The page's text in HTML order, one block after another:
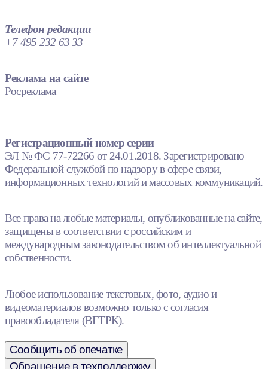
Телефон редакции
+7 495 232 63 33
Реклама на сайте
Росреклама
Регистрационный номер серии
ЭЛ № ФС 77-72266 от 24.01.2018. Зарегистрировано
Федеральной службой по надзору в сфере связи,
информационных технологий и массовых коммуникаций.
Все права на любые материалы, опубликованные на сайте,
защищены в соответствии с российским и
международным законодательством об интеллектуальной
собственности.
Любое использование текстовых, фото, аудио и
видеоматериалов возможно только с согласия
правообладателя (ВГТРК).
Сообщить об опечатке
Обращение в техподдержку